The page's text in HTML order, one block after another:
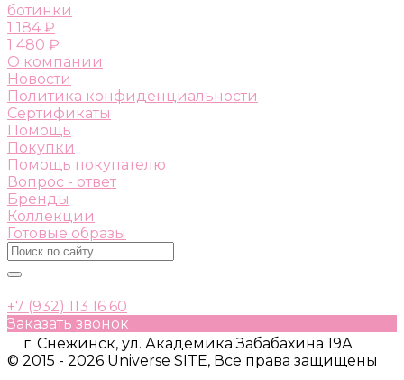
ботинки
1 184 ₽
1 480 ₽
О компании
Новости
Политика конфиденциальности
Сертификаты
Помощь
Покупки
Помощь покупателю
Вопрос - ответ
Бренды
Коллекции
Готовые образы
+7 (932) 113 16 60
Заказать звонок
г. Снежинск, ул. Академика Забабахина 19А
© 2015 - 2026 Universe SITE, Все права защищены